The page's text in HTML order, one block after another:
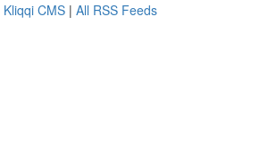
Kliqqi CMS | All RSS Feeds